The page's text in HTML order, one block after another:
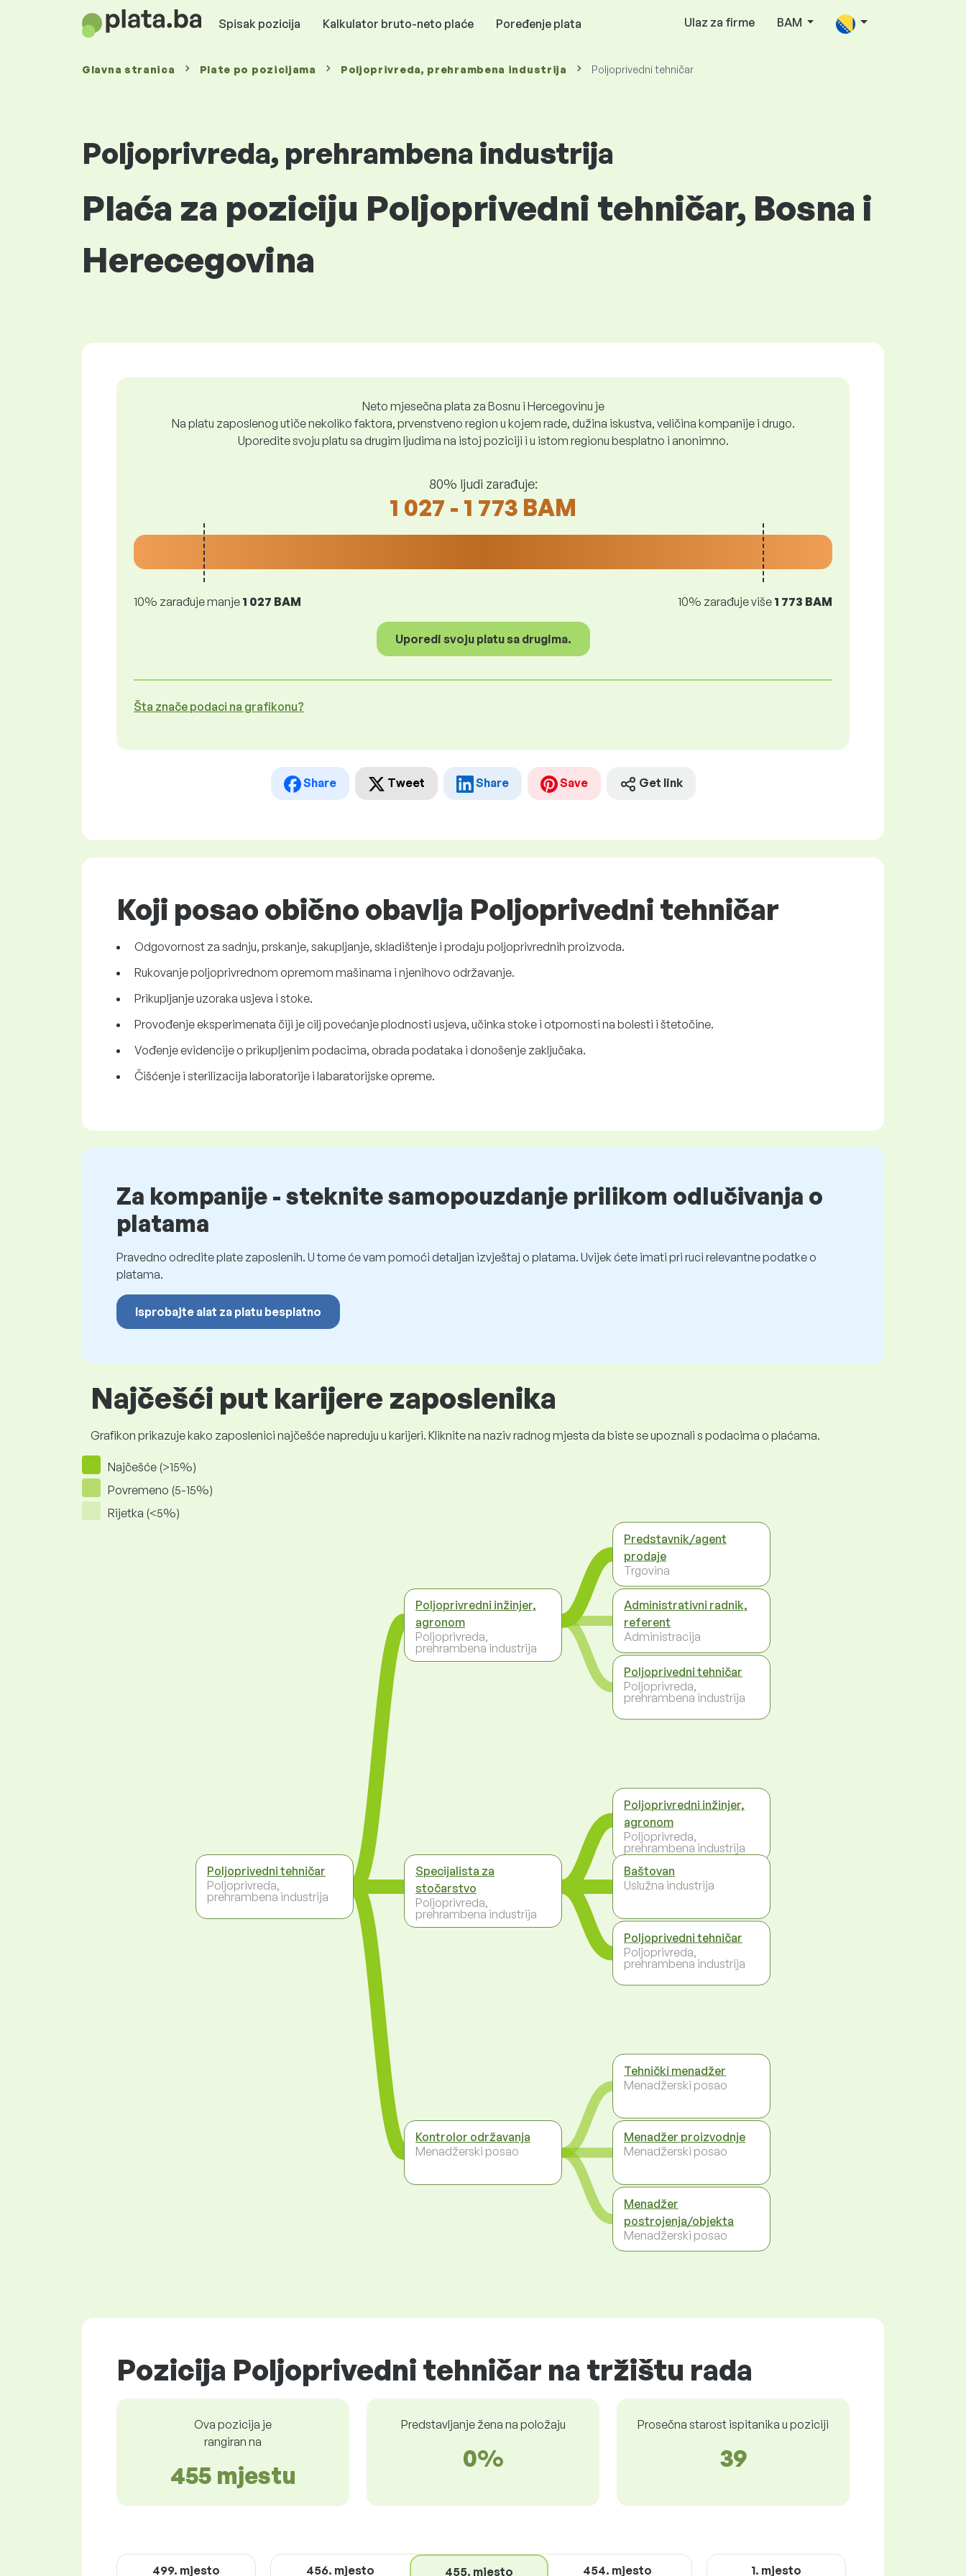
Spisak pozicija Kalkulator bruto-neto plaće Poređenje plata Ulaz za firme BAM
Glavna stranica Plate po pozicijama Poljoprivreda, prehrambena industrija Poljoprivedni tehničar
Poljoprivreda, prehrambena industrija
Plaća za poziciju Poljoprivedni tehničar, Bosna i
Herecegovina
Neto mjesečna plata za Bosnu i Hercegovinu je
Na platu zaposlenog utiče nekoliko faktora, prvenstveno region u kojem rade, dužina iskustva, veličina kompanije i drugo.
Uporedite svoju platu sa drugim ljudima na istoj poziciji i u istom regionu besplatno i anonimno.
80% ljudi zarađuje:
1 027 - 1 773 BAM
10% zarađuje manje 1 027 BAM 10% zarađuje više 1 773 BAM
Uporedi svoju platu sa drugima.
Šta znače podaci na grafikonu?
Share Tweet Share Save Get link
Koji posao obično obavlja Poljoprivedni tehničar
Odgovornost za sadnju, prskanje, sakupljanje, skladištenje i prodaju poljoprivrednih proizvoda.
Rukovanje poljoprivrednom opremom mašinama i njenihovo održavanje.
Prikupljanje uzoraka usjeva i stoke.
Provođenje eksperimenata čiji je cilj povećanje plodnosti usjeva, učinka stoke i otpornosti na bolesti i štetočine.
Vođenje evidencije o prikupljenim podacima, obrada podataka i donošenje zaključaka.
Čišćenje i sterilizacija laboratorije i labaratorijske opreme.
Za kompanije - steknite samopouzdanje prilikom odlučivanja o
platama
Pravedno odredite plate zaposlenih. U tome će vam pomoći detaljan izvještaj o platama. Uvijek ćete imati pri ruci relevantne podatke o
platama.
Isprobajte alat za platu besplatno
Najčešći put karijere zaposlenika
Grafikon prikazuje kako zaposlenici najčešće napreduju u karijeri. Kliknite na naziv radnog mjesta da biste se upoznali s podacima o plaćama.
Najčešće (>15%)
Povremeno (5-15%)
Rijetka (<5%)
Poljoprivedni tehničar
Poljoprivreda,
prehrambena industrija
Poljoprivredni inžinjer,
agronom
Poljoprivreda,
prehrambena industrija
Specijalista za
stočarstvo
Poljoprivreda,
prehrambena industrija
Kontrolor održavanja
Menadžerski posao
Predstavnik/agent
prodaje
Trgovina
Administrativni radnik,
referent
Administracija
Poljoprivedni tehničar
Poljoprivreda,
prehrambena industrija
Poljoprivredni inžinjer,
agronom
Poljoprivreda,
prehrambena industrija
Baštovan
Uslužna industrija
Poljoprivedni tehničar
Poljoprivreda,
prehrambena industrija
Tehnički menadžer
Menadžerski posao
Menadžer proizvodnje
Menadžerski posao
Menadžer
postrojenja/objekta
Menadžerski posao
Pozicija Poljoprivedni tehničar na tržištu rada
Ova pozicija je
rangiran na
455 mjestu
Predstavljanje žena na položaju
0%
Prosečna starost ispitanika u poziciji
39
499. mjesto 456. mjesto 455. mjesto 454. mjesto 1. mjesto